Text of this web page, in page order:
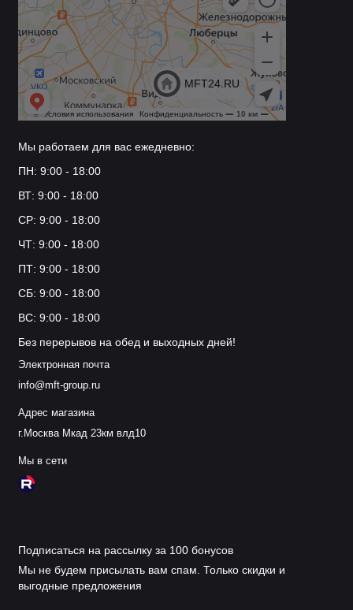
Мы работаем для вас ежедневно:
ПН: 9:00 - 18:00
ВТ: 9:00 - 18:00
СР: 9:00 - 18:00
ЧТ: 9:00 - 18:00
ПТ: 9:00 - 18:00
СБ: 9:00 - 18:00
ВС: 9:00 - 18:00
Без перерывов на обед и выходных дней!
Электронная почта
info@mft-group.ru
Адрес магазина
г.Москва Мкад 23км влд10
Мы в сети
Подписаться на рассылку за 100 бонусов
Мы не будем присылать вам спам. Только скидки и
выгодные предложения